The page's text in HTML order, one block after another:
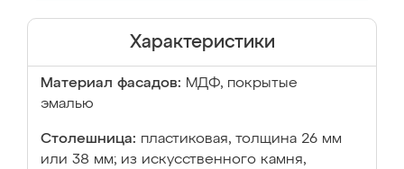
Характеристики
Материал фасадов: МДФ, покрытые
эмалью
Столешница: пластиковая, толщина 26 мм
или 38 мм; из искусственного камня,